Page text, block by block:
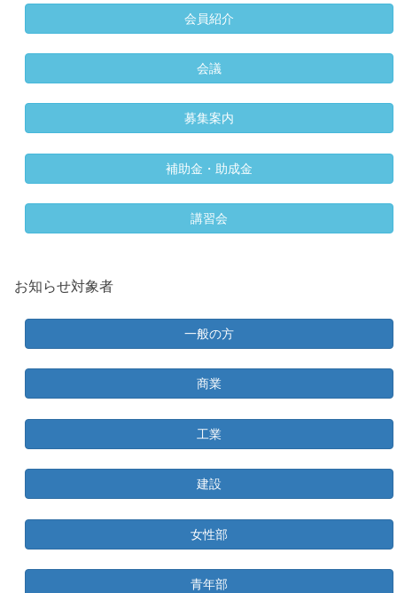
会員紹介
会議
募集案内
補助金・助成金
講習会
お知らせ対象者
一般の方
商業
工業
建設
女性部
青年部